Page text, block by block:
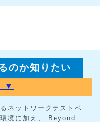
のか知りたい
▼
ネットワークテストベ
境に加え、 Beyond